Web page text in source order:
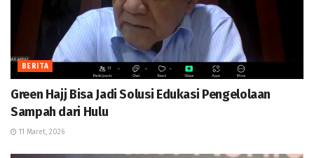
BERITA
Green Hajj Bisa Jadi Solusi Edukasi Pengelolaan
Sampah dari Hulu
11 Maret, 2026